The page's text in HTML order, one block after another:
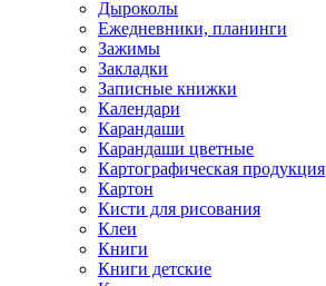
Дыроколы
Ежедневники, планинги
Зажимы
Закладки
Записные книжки
Календари
Карандаши
Карандаши цветные
Картографическая продукция
Картон
Кисти для рисования
Клеи
Книги
Книги детские